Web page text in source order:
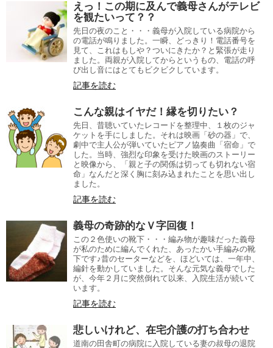
えっ！この期に及んで義母さんがテレビ
を観たいって？？
先日の夜のこと・・・義母が入院している病院から
の電話が鳴りました。一瞬、どっきり！電話番号を
見て、これはもしや？ついにきたか？と緊張が走り
ました。両親が入院してからというもの、電話の呼
び出し音にはとてもビクビクしています。
記事を読む
こんな親はイヤだ！縁を切りたい？
先日、昔聴いていたレコードを整理中、１枚のジャ
ケットを手にしました。それは映画「砂の器」で、
劇中で主人公が弾いていたピアノ協奏曲「宿命」で
した。当時、強烈な印象を受けた映画のストーリー
と映像から、「親と子の関係は切っても切れない宿
命」なんだと深く胸に刻み込まれたことを思い出し
ました。
記事を読む
義母の奇跡的なＶ字回復！
この２色使いの靴下・・・編み物が趣味だった義母
が私のために編んでくれた、あったかい手編みの靴
下です♪昔のセーターなどを、ほどいては、一年中、
編針を動かしていました。そんな元気な義母でした
が、今年２月に突然倒れて以来、入院生活が続いて
います。
記事を読む
悲しいけれど、在宅介護の打ち合わせ
道南の田舎町の病院に入院している妻の叔母の退院